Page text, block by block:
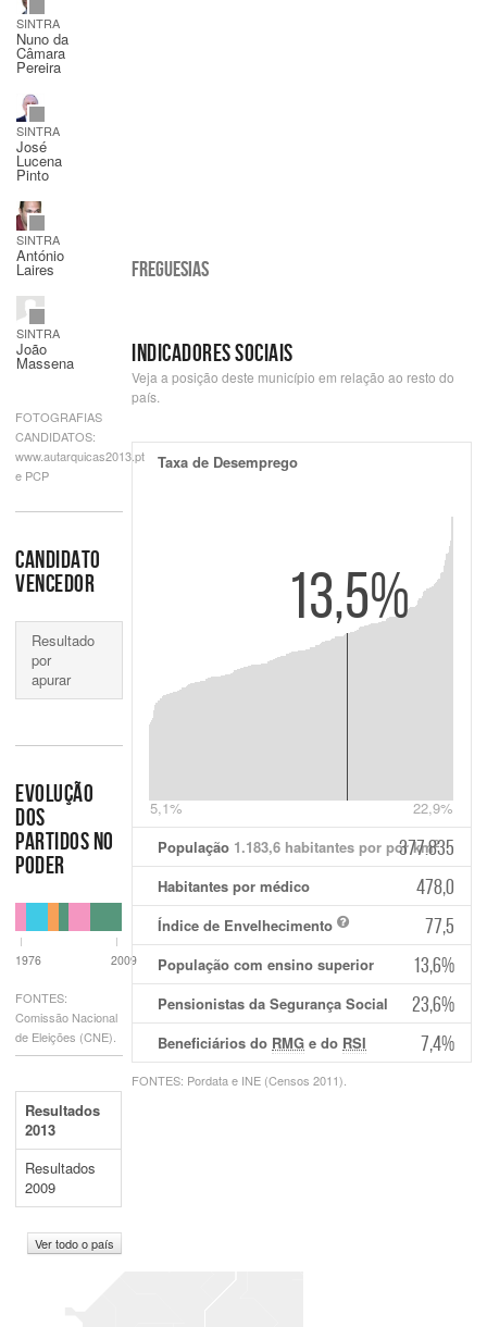
SINTRA
Nuno da
Câmara
Pereira
SINTRA
José
Lucena
Pinto
SINTRA
António
Laires
SINTRA
João
Massena
FOTOGRAFIAS
CANDIDATOS:
www.autarquicas2013.pt
e PCP
CANDIDATO
VENCEDOR
Resultado
por
apurar
EVOLUÇÃO
DOS
PARTIDOS NO
PODER
1976 2009
FONTES:
Comissão Nacional
de Eleições (CNE).
Resultados
2013
Resultados
2009
Ver todo o país
FREGUESIAS
INDICADORES SOCIAIS
Veja a posição deste município em relação ao resto do
país.
Taxa de Desemprego
5,1% 22,9%
13,5%
População 1.183,6 habitantes por por km2
377.835
Habitantes por médico 478,0
Índice de Envelhecimento 77,5
População com ensino superior 13,6%
Pensionistas da Segurança Social 23,6%
Beneficiários do RMG e do RSI 7,4%
FONTES: Pordata e INE (Censos 2011).